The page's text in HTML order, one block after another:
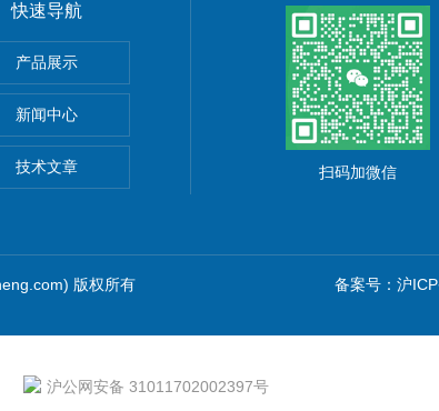
快速导航
产品展示
新闻中心
技术文章 扫码加微信
版权所有 备案号：沪
沪公网安备 31011702002397号